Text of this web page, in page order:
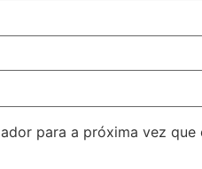
para a próxima vez que